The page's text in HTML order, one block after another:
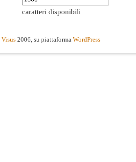
caratteri disponibili
Visus 2006, su piattaforma WordPress